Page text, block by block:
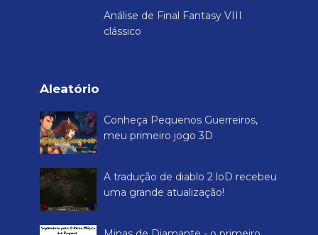
Análise de Final Fantasy VIII
clássico
Aleatório
Conheça Pequenos Guerreiros,
meu primeiro jogo 3D
A tradução de diablo 2 loD recebeu
uma grande atualização!